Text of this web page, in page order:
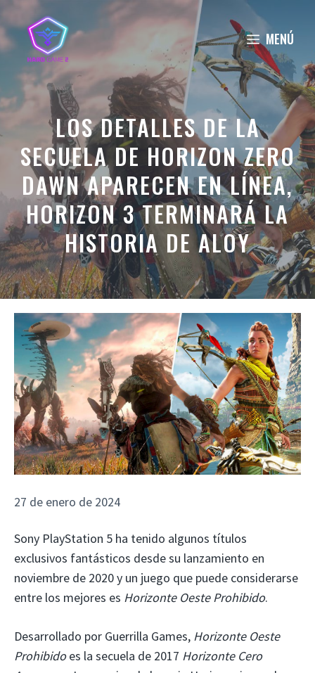
Saltar
al
contenido
MENÚ
LOS DETALLES DE LA
SECUELA DE HORIZON ZERO
DAWN APARECEN EN LÍNEA,
HORIZON 3 TERMINARÁ LA
HISTORIA DE ALOY
27 de enero de 2024
Sony PlayStation 5 ha tenido algunos títulos
exclusivos fantásticos desde su lanzamiento en
noviembre de 2020 y un juego que puede considerarse
entre los mejores es Horizonte Oeste Prohibido.
Desarrollado por Guerrilla Games, Horizonte Oeste
Prohibidoes la secuela de 2017 Horizonte Cero